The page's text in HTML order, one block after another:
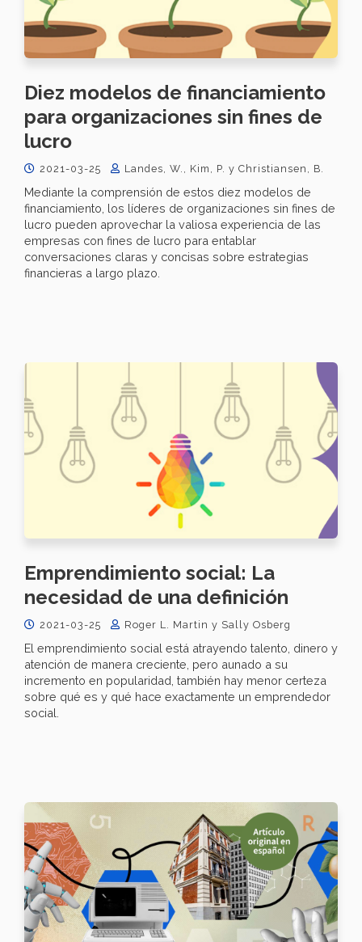
Diez modelos de financiamiento
para organizaciones sin fines de
lucro
2021-03-25 Landes, W., Kim, P. y Christiansen, B.
Mediante la comprensión de estos diez modelos de
financiamiento, los líderes de organizaciones sin fines de
lucro pueden aprovechar la valiosa experiencia de las
empresas con fines de lucro para entablar
conversaciones claras y concisas sobre estrategias
financieras a largo plazo.
Emprendimiento social: La
necesidad de una definición
2021-03-25 Roger L. Martin y Sally Osberg
El emprendimiento social está atrayendo talento, dinero y
atención de manera creciente, pero aunado a su
incremento en popularidad, también hay menor certeza
sobre qué es y qué hace exactamente un emprendedor
social.